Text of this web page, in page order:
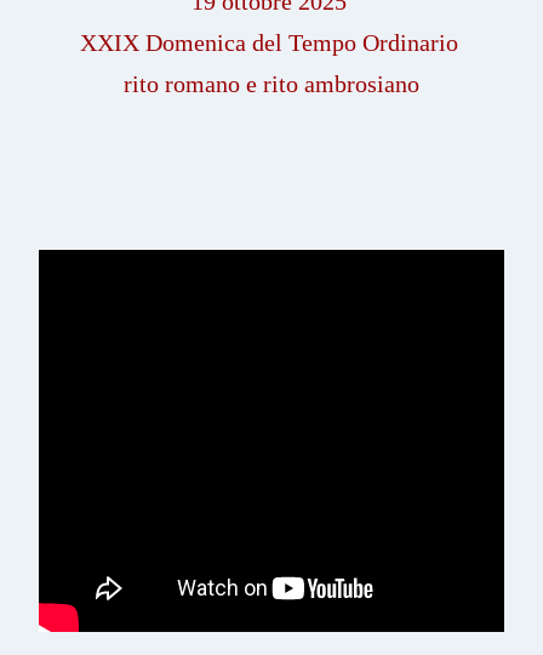
XXIX Domenica del Tempo Ordinario
rito romano e rito ambrosiano